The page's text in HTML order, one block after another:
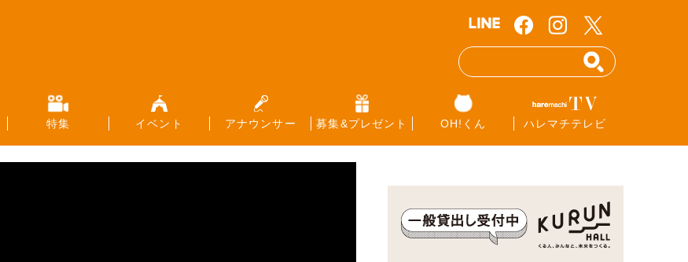
特集 イベント アナウンサー 募集&プレゼント OH!くん ハレマチテレビ